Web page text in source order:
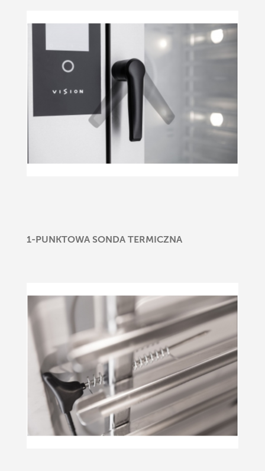
1-PUNKTOWA SONDA TERMICZNA